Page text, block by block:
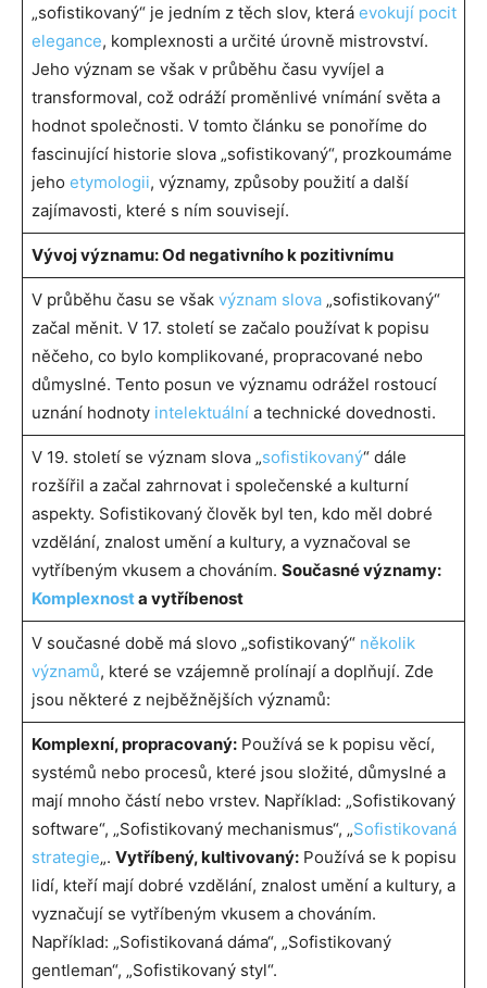
„sofistikovaný“ je jedním z těch slov, která evokují pocit
elegance, komplexnosti a určité úrovně mistrovství.
Jeho význam se však v průběhu času vyvíjel a
transformoval, což odráží proměnlivé vnímání světa a
hodnot společnosti. V tomto článku se ponoříme do
fascinující historie slova „sofistikovaný“, prozkoumáme
jeho etymologii, významy, způsoby použití a další
zajímavosti, které s ním souvisejí.
Vývoj významu: Od negativního k pozitivnímu
V průběhu času se však význam slova„sofistikovaný“
začal měnit. V 17. století se začalo používat k popisu
něčeho, co bylo komplikované, propracované nebo
důmyslné. Tento posun ve významu odrážel rostoucí
uznání hodnoty intelektuálnía technické dovednosti.
V 19. století se význam slova „sofistikovaný“ dále
rozšířil a začal zahrnovat i společenské a kulturní
aspekty. Sofistikovaný člověk byl ten, kdo měl dobré
vzdělání, znalost umění a kultury, a vyznačoval se
vytříbeným vkusem a chováním. Současné významy:
Komplexnosta vytříbenost
V současné době má slovo „sofistikovaný“ několik
významů, které se vzájemně prolínají a doplňují. Zde
jsou některé z nejběžnějších významů:
Komplexní, propracovaný:Používá se k popisu věcí,
systémů nebo procesů, které jsou složité, důmyslné a
mají mnoho částí nebo vrstev. Například: „Sofistikovaný
software“, „Sofistikovaný mechanismus“, „Sofistikovaná
strategie„. Vytříbený, kultivovaný:Používá se k popisu
lidí, kteří mají dobré vzdělání, znalost umění a kultury, a
vyznačují se vytříbeným vkusem a chováním.
Například: „Sofistikovaná dáma“, „Sofistikovaný
gentleman“, „Sofistikovaný styl“.